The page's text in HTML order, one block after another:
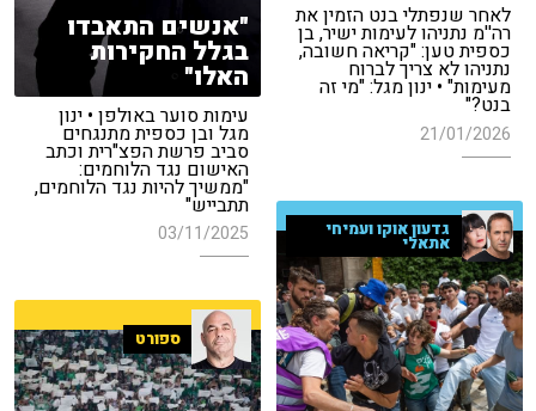
לאחר שנפתלי בנט הזמין את
רה''מ נתניהו לעימות ישיר, בן
כספית טען: "קריאה חשובה,
נתניהו לא צריך לברוח
מעימות" • ינון מגל: "מי זה
בנט?"
21/01/2026
"אנשים התאבדו
בגלל החקירות
האלו"
עימות סוער באולפן • ינון
מגל ובן כספית מתנגחים
סביב פרשת הפצ"רית וכתב
האישום נגד הלוחמים:
"ממשיך להיות נגד הלוחמים,
תתבייש"
03/11/2025 גדעון אוקו ועמיחי
אתאלי
ספורט